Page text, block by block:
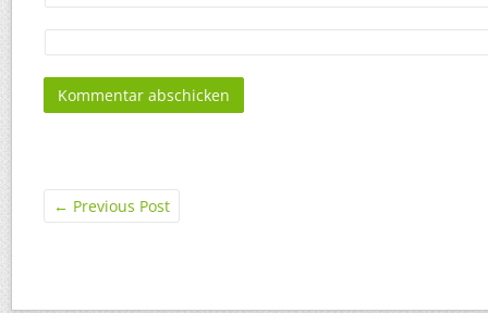
← Previous Post